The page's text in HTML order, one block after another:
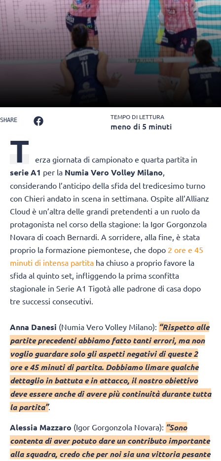
SHARE TEMPO DI LETTURA
meno di 5 minuti
T erza giornata di campionato e quarta partita in
serie A1 per la Numia Vero Volley Milano,
considerando l’anticipo della sfida del tredicesimo turno
con Chieri andato in scena in settimana. Ospite all’Allianz
Cloud è un’altra delle grandi pretendenti a un ruolo da
protagonista nel corso della stagione: la Igor Gorgonzola
Novara di coach Bernardi. A sorridere, alla fine, è stata
proprio la formazione piemontese, che dopo 2 ore e 45
minuti di intensa partita ha chiuso a proprio favore la
sfida al quinto set, infliggendo la prima sconfitta
stagionale in Serie A1 Tigotà alle padrone di casa dopo
tre successi consecutivi.
Anna Danesi (Numia Vero Volley Milano): “Rispetto alle
partite precedenti abbiamo fatto tanti errori, ma non
voglio guardare solo gli aspetti negativi di queste 2
ore e 45 minuti di partita. Dobbiamo limare qualche
dettaglio in battuta e in attacco, il nostro obiettivo
deve essere anche di avere più continuità durante tutta
la partita”.
Alessia Mazzaro (Igor Gorgonzola Novara): “Sono
contenta di aver potuto dare un contributo importante
alla squadra, credo che per noi sia una vittoria pesante